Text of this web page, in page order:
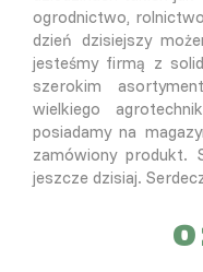
ogrodnictwo,
dzień dzisiejszy
jesteśmy firmą z
szerokim
wielkiego
posiadamy na
zamówiony produkt.
jeszcze dzisiaj.